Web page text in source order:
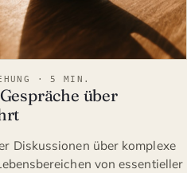
· 5 MIN.
über
Diskussionen über komplexe
von essentieller